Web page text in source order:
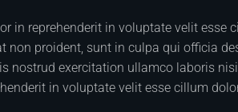
in reprehenderit in voluptate velit
non proident, sunt in culpa qui officia
nostrud exercitation ullamco laboris
in voluptate velit esse cillum